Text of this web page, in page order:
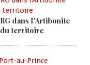
dans l'Artibonite
territoire